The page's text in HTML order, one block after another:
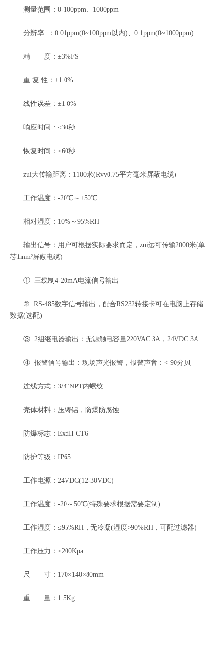
测量范围：0-100ppm、1000ppm
分辨率 ：0.01ppm(0~100ppm以内)、0.1ppm(0~1000ppm)
精 度：±3%FS
重 复 性：±1.0%
线性误差：±1.0%
响应时间：≤30秒
恢复时间：≤60秒
zui大传输距离：1100米(Rvv0.75平方毫米屏蔽电缆)
工作温度：-20℃～+50℃
相对湿度：10%～95%RH
输出信号：用户可根据实际要求而定，zui远可传输2000米(单
芯1mm²屏蔽电缆)
① 三线制4-20mA电流信号输出
② RS-485数字信号输出，配合RS232转接卡可在电脑上存储
数据(选配)
③ 2组继电器输出：无源触电容量220VAC 3A，24VDC 3A
④ 报警信号输出：现场声光报警，报警声音：< 90分贝
连线方式：3/4″NPT内螺纹
壳体材料：压铸铝，防爆防腐蚀
防爆标志：ExdII CT6
防护等级：IP65
工作电源：24VDC(12-30VDC)
工作温度：-20～50℃(特殊要求根据需要定制)
工作湿度：≤95%RH，无冷凝(湿度>90%RH，可配过滤器)
工作压力：≤200Kpa
尺 寸：170×140×80mm
重 量：1.5Kg